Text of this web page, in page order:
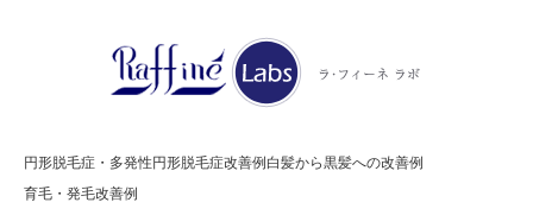
円形脱毛症・多発性円形脱毛症改善例 白髪から黒髪への改善例
育毛・発毛改善例